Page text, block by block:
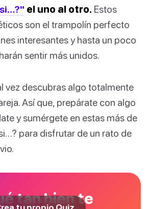
el uno al otro. Estos
son el trampolín perfecto
interesantes y hasta un poco
sentir más unidos.
vez descubras algo totalmente
Así que, prepárate con algo
y sumérgete en estas más de
para disfrutar de un rato de
tan bien te